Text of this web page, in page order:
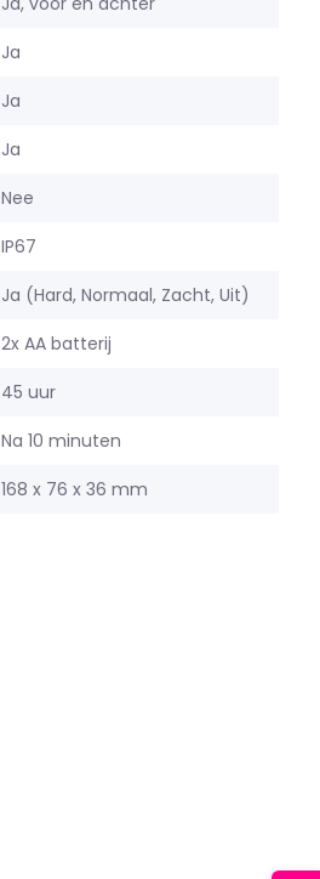
Ja
Ja
Ja
Nee
IP67
Ja (Hard, Normaal, Zacht, Uit)
2x AA batterij
45 uur
Na 10 minuten
168 x 76 x 36 mm